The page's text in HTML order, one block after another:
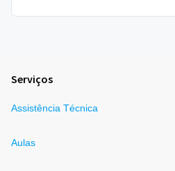
Serviços
Assistência Técnica
Aulas